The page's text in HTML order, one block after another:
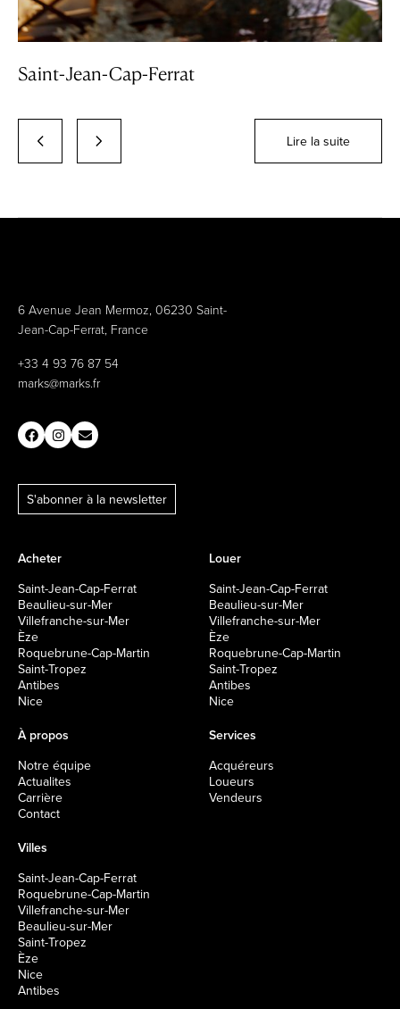
Saint-Jean-Cap-Ferrat
Lire la suite
6 Avenue Jean Mermoz, 06230 Saint-
Jean-Cap-Ferrat, France
+33 4 93 76 87 54
marks@marks.fr
S'abonner à la newsletter
Acheter
Saint-Jean-Cap-Ferrat
Beaulieu-sur-Mer
Villefranche-sur-Mer
Èze
Roquebrune-Cap-Martin
Saint-Tropez
Antibes
Nice
Louer
Saint-Jean-Cap-Ferrat
Beaulieu-sur-Mer
Villefranche-sur-Mer
Èze
Roquebrune-Cap-Martin
Saint-Tropez
Antibes
Nice
À propos
Notre équipe
Actualites
Carrière
Contact
Services
Acquéreurs
Loueurs
Vendeurs
Villes
Saint-Jean-Cap-Ferrat
Roquebrune-Cap-Martin
Villefranche-sur-Mer
Beaulieu-sur-Mer
Saint-Tropez
Èze
Nice
Antibes